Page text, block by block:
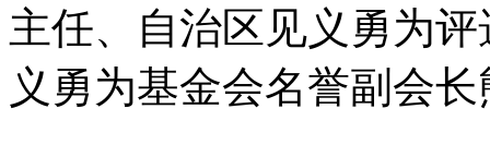
主任、自治区见义勇为
义勇为基金会名誉副会